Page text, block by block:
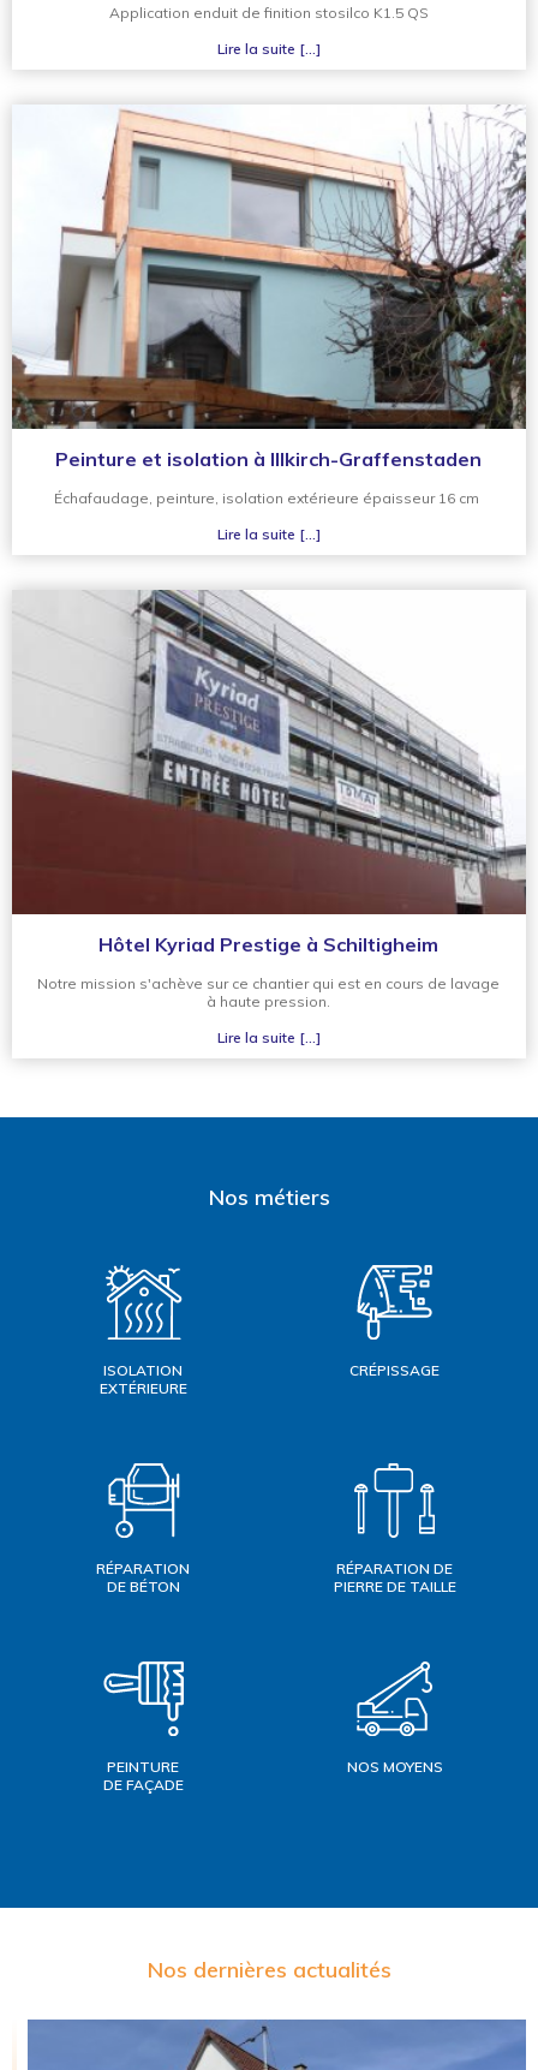
Application enduit de finition stosilco K1.5 QS
Lire la suite [...]
Peinture et isolation à Illkirch-Graffenstaden
Échafaudage, peinture, isolation extérieure épaisseur 16 cm
Lire la suite [...]
Hôtel Kyriad Prestige à Schiltigheim
Notre mission s'achève sur ce chantier qui est en cours de lavage
à haute pression.
Lire la suite [...]
Nos métiers
ISOLATION
EXTÉRIEURE
CRÉPISSAGE
RÉPARATION
DE BÉTON
RÉPARATION DE
PIERRE DE TAILLE
PEINTURE
DE FAÇADE
NOS MOYENS
Nos dernières actualités